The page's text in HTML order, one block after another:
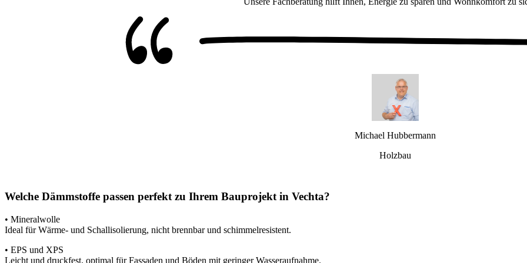
Michael Hubbermann
Holzbau
Welche Dämmstoffe passen perfekt zu Ihrem Bauprojekt in Vechta?
• Mineralwolle
Ideal für Wärme- und Schallisolierung, nicht brennbar und schimmelresistent.
• EPS und XPS
Leicht und druckfest, optimal für Fassaden und Böden mit geringer Wasseraufnahme.